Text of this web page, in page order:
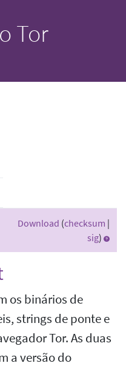
Tor
Download (checksum |
sig)
os binários de
strings de ponte e
Tor. As duas
a versão do